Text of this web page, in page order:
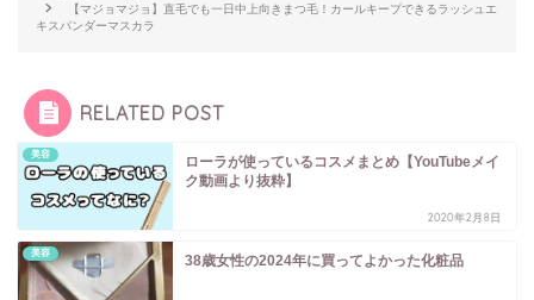
【マジョマジョ】直毛でも一日中上向きまつ毛！カールキープできるラッシュエ
キスパンダーマスカラ
RELATED POST
美容
ローラが使っているコスメまとめ【YouTubeメイ
ク動画より抜粋】
2020年2月8日
美容 38歳女性の2024年に買ってよかった化粧品